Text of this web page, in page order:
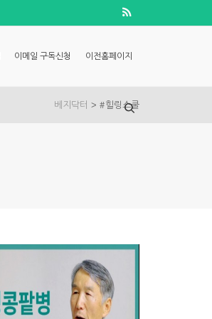
이메일 구독신청 이전홈페이지
베지닥터 > #힐링스쿨